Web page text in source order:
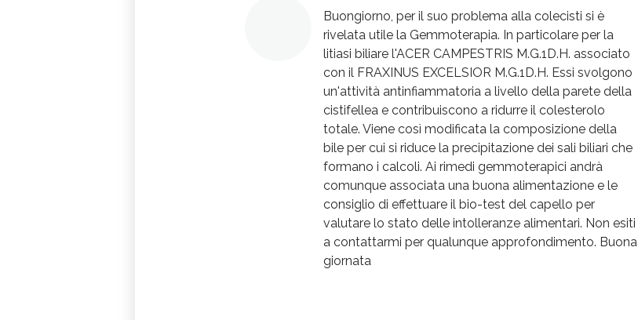
Buongiorno, per il suo problema alla colecisti si è
rivelata utile la Gemmoterapia. In particolare per la
litiasi biliare l'ACER CAMPESTRIS M.G.1D.H. associato
con il FRAXINUS EXCELSIOR M.G.1D.H. Essi svolgono
un'attività antinfiammatoria a livello della parete della
cistifellea e contribuiscono a ridurre il colesterolo
totale. Viene così modificata la composizione della
bile per cui si riduce la precipitazione dei sali biliari che
formano i calcoli. Ai rimedi gemmoterapici andrà
comunque associata una buona alimentazione e le
consiglio di effettuare il bio-test del capello per
valutare lo stato delle intolleranze alimentari. Non esiti
a contattarmi per qualunque approfondimento. Buona
giornata